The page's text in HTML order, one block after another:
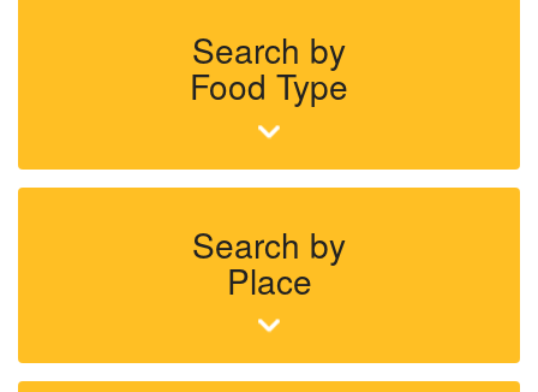
Search by
Food Type
Search by
Place